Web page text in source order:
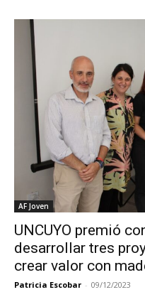
AF Joven
UNCUYO premió
desarrollar tres
crear valor con
Patricia Escobar - 09/12/2023